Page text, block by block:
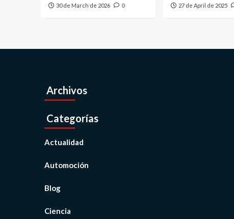
30 de March de 2026 0 27 de April de 2025
Archivos
Categorías
Actualidad
Automoción
Blog
Ciencia